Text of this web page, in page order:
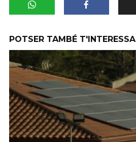
POTSER TAMBÉ T'INTERESSA